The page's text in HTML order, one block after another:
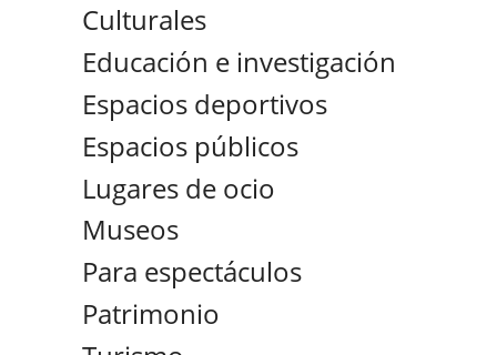
Culturales
Educación e investigación
Espacios deportivos
Espacios públicos
Lugares de ocio
Museos
Para espectáculos
Patrimonio